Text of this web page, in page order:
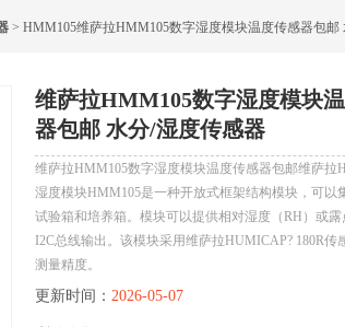
> HMM105维萨拉HMM105数字湿度模块温度传感器包邮
维萨拉HMM105数字湿度模块
器包邮 水分/湿度传感器
维萨拉HMM105数字湿度模块温度传感器包邮维萨拉
湿度模块HMM105是一种开放式框架结构模块，可以
试验箱和培养箱。模块可以提供相对湿度（RH）或露
I2C总线输出。该模块采用维萨拉HUMICAP? 180R传
测量精度。
更新时间： 2026-05-07